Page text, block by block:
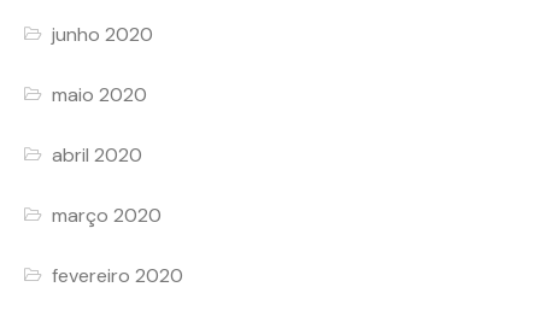
junho 2020
maio 2020
abril 2020
março 2020
fevereiro 2020